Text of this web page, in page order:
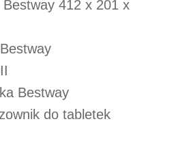
412 x 201 x
Bestway
do tabletek